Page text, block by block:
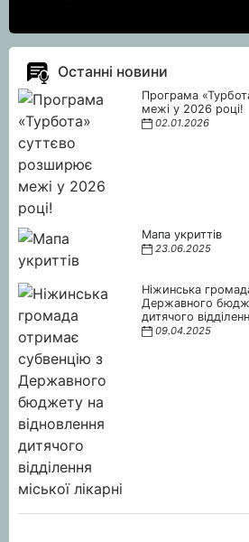
Останні новини
Програма
межі у 2026 році!
02.01.2026
Мапа укриттів
23.06.2025
Ніжинська
Державного
дитячого
09.04.2025